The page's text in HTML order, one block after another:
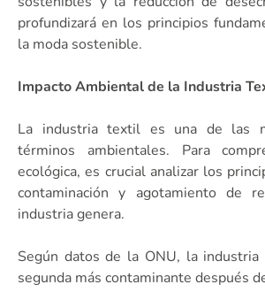
profundizará en los principios
la moda sostenible.
Impacto Ambiental de la Industria
La industria textil es una de las
términos ambientales. Para
ecológica, es crucial analizar los
contaminación y agotamiento de
industria genera.
Según datos de la ONU, la
segunda más contaminante después